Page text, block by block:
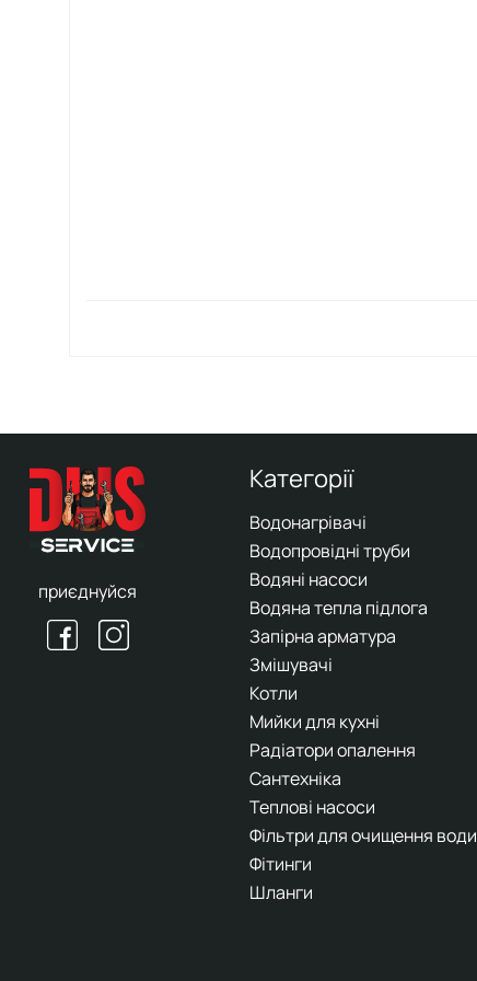
приєднуйся
Категорії
Водонагрівачі
Водопровідні труби
Водяні насоси
Водяна тепла підлога
Запірна арматура
Змішувачі
Котли
Мийки для кухні
Радіатори опалення
Сантехніка
Теплові насоси
Фільтри для очищення води
Фітинги
Шланги